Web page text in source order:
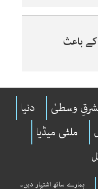
باعث
وسطیٰ
دنیا
ملٹی میڈیا
ہمارے ساتھ اشتہار دیں۔